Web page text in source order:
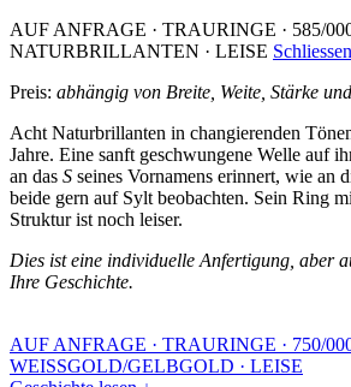
AUF ANFRAGE · TRAURINGE · 585/
NATURBRILLANTEN · LEISE
Preis: abhängig von Breite, Weite, Stärke
Acht Naturbrillanten in changierenden
Jahre. Eine sanft geschwungene Welle auf
an das S seines Vornamens erinnert, wie an
beide gern auf Sylt beobachten. Sein Ring
Struktur ist noch leiser.
Dies ist eine individuelle Anfertigung, aber
Ihre Geschichte.
AUF ANFRAGE · TRAURINGE · 750/
WEISSGOLD/GELBGOLD · LEISE